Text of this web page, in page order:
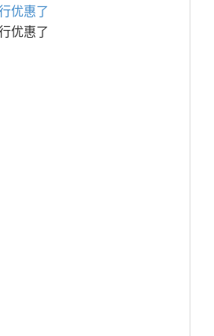
优惠了
优惠了